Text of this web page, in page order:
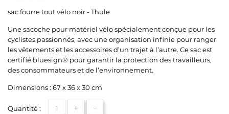
sac fourre tout vélo noir - Thule
Une sacoche pour matériel vélo spécialement conçue pour les
cyclistes passionnés, avec une organisation infinie pour ranger
les vêtements et les accessoires d’un trajet à l’autre. Ce sac est
certifié bluesign® pour garantir la protection des travailleurs,
des consommateurs et de l’environnement.
Dimensions : 67 x 36 x 30 cm
Quantité : + -